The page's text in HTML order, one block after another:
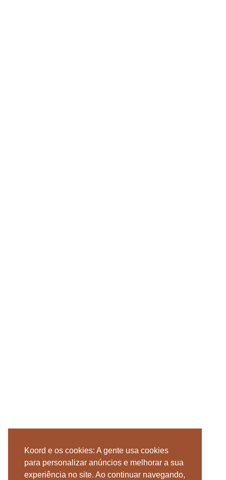
Koord e os cookies: A gente usa cookies
para personalizar anúncios e melhorar a sua
experiência no site. Ao continuar navegando,